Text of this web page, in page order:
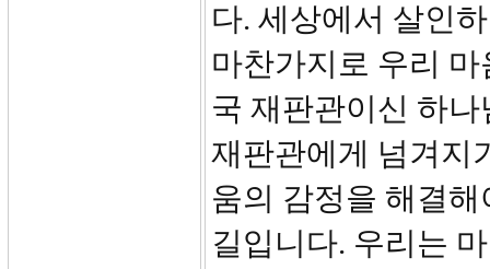
다. 세상에서 살인
마찬가지로 우리
국 재판관이신 하
재판관에게 넘겨지
움의 감정을 해결
길입니다. 우리는